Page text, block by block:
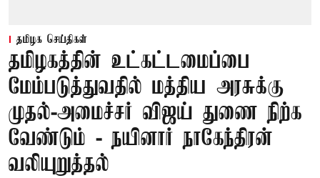
தமிழக செய்திகள்
தமிழகத்தின் உட்கட்டமைப்பை
மேம்படுத்துவதில் மத்திய அரசுக்கு
முதல்-அமைச்சர் விஜய் துணை நிற்க
வேண்டும் - நயினார் நாகேந்திரன்
வலியுறுத்தல்